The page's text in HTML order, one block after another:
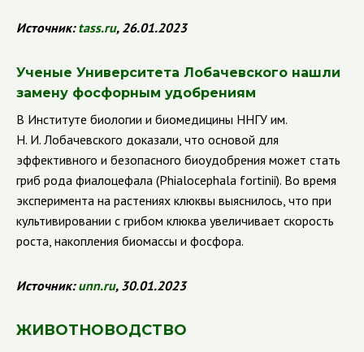
Источник:tass.ru, 26.01.2023
Ученые Университета Лобачевского нашли
замену фосфорным удобрениям
В Институте биологии и биомедицины ННГУ им.
Н. И. Лобачевского доказали, что основой для
эффективного и безопасного биоудобрения может стать
гриб рода фиалоцефала (Phialocephala fortinii). Во время
эксперимента на растениях клюквы выяснилось, что при
культивировании с грибом клюква увеличивает скорость
роста, накопления биомассы и фосфора.
Источник:unn.ru, 30.01.2023
ЖИВОТНОВОДСТВО